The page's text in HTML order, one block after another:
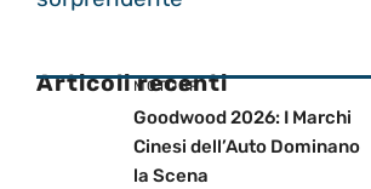
Articoli recenti
MOTOGP
Goodwood 2026: I Marchi
Cinesi dell’Auto Dominano
la Scena